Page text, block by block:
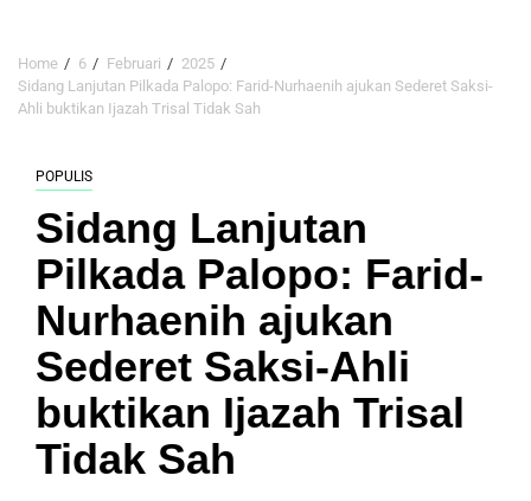
Home 6 Februari
2025
Sidang Lanjutan Pilkada Palopo: Farid-Nurhaenih ajukan Sederet Saksi-
Ahli buktikan Ijazah Trisal Tidak Sah
POPULIS
Sidang Lanjutan
Pilkada Palopo: Farid-
Nurhaenih ajukan
Sederet Saksi-Ahli
buktikan Ijazah Trisal
Tidak Sah